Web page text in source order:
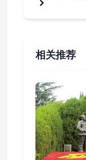
相关推荐